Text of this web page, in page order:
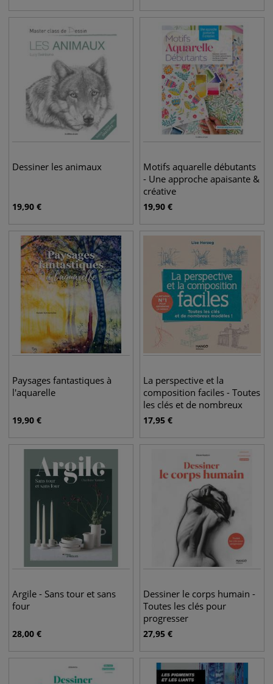
Dessiner les animaux
19,90 €
Motifs aquarelle débutants
- Une approche apaisante &
créative
19,90 €
Paysages fantastiques à
l'aquarelle
19,90 €
La perspective et la
composition faciles - Toutes
les clés et de nombreux
modèles !
17,95 €
Argile - Sans tour et sans
four
28,00 €
Dessiner le corps humain -
Toutes les clés pour
progresser
27,95 €